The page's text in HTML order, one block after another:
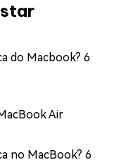
do Macbook? 6
Air
no MacBook? 6